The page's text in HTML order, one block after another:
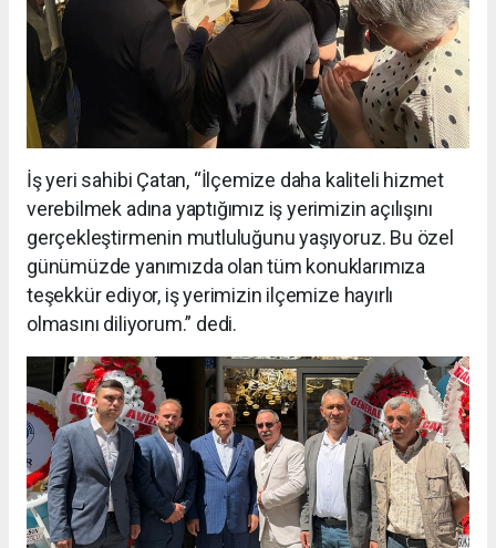
İş yeri sahibi Çatan, “İlçemize daha kaliteli hizmet
verebilmek adına yaptığımız iş yerimizin açılışını
gerçekleştirmenin mutluluğunu yaşıyoruz. Bu özel
günümüzde yanımızda olan tüm konuklarımıza
teşekkür ediyor, iş yerimizin ilçemize hayırlı
olmasını diliyorum.” dedi.